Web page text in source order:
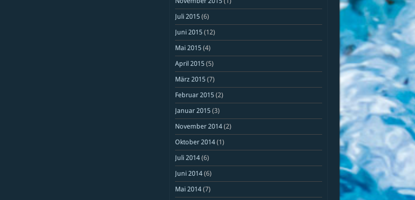
Juli 2015(6)
Juni 2015(12)
Mai 2015(4)
April 2015(5)
März 2015(7)
Februar 2015(2)
Januar 2015(3)
November 2014(2)
Oktober 2014(1)
Juli 2014(6)
Juni 2014(6)
Mai 2014(7)